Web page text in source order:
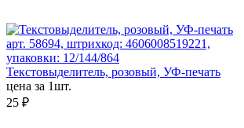
арт. 58694, штрихкод: 4606008519221,
упаковки: 12/144/864
Текстовыделитель, розовый, УФ-печать
цена за 1шт.
25 ₽